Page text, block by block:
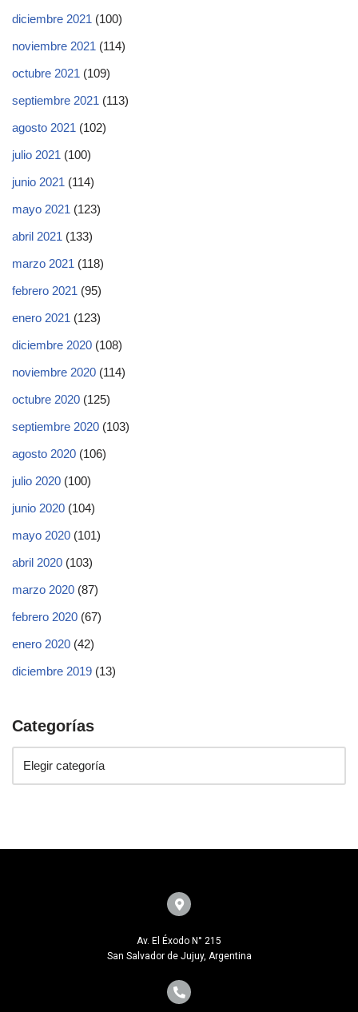
diciembre 2021 (100)
noviembre 2021 (114)
octubre 2021 (109)
septiembre 2021 (113)
agosto 2021 (102)
julio 2021 (100)
junio 2021 (114)
mayo 2021 (123)
abril 2021 (133)
marzo 2021 (118)
febrero 2021 (95)
enero 2021 (123)
diciembre 2020 (108)
noviembre 2020 (114)
octubre 2020 (125)
septiembre 2020 (103)
agosto 2020 (106)
julio 2020 (100)
junio 2020 (104)
mayo 2020 (101)
abril 2020 (103)
marzo 2020 (87)
febrero 2020 (67)
enero 2020 (42)
diciembre 2019 (13)
Categorías
Av. El Éxodo N° 215
San Salvador de Jujuy, Argentina